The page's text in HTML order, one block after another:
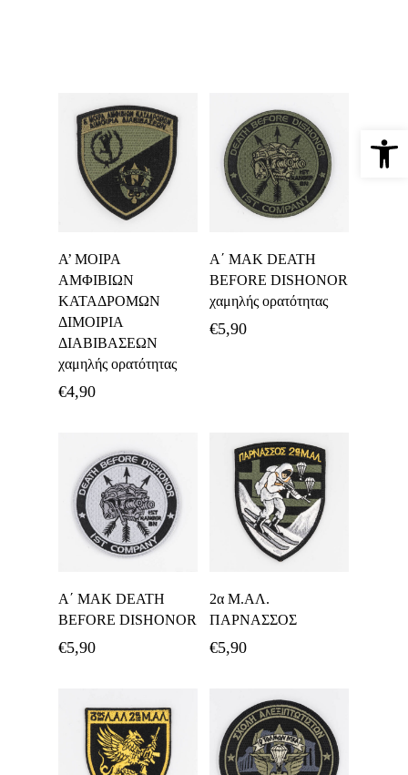
Καλάθι
Α’ ΜΟΙΡΑ
ΑΜΦΙΒΙΩΝ
ΚΑΤΑΔΡΟΜΩΝ
ΔΙΜΟΙΡΙΑ
ΔΙΑΒΙΒΑΣΕΩΝ
χαμηλής ορατότητας
€4,90
Καλάθι
Α΄ ΜΑΚ DEATH
BEFORE DISHONOR
χαμηλής ορατότητας
€5,90
Καλάθι
Α΄ ΜΑΚ DEATH
BEFORE DISHONOR
€5,90
Καλάθι
2α Μ.ΑΛ.
ΠΑΡΝΑΣΣΟΣ
€5,90